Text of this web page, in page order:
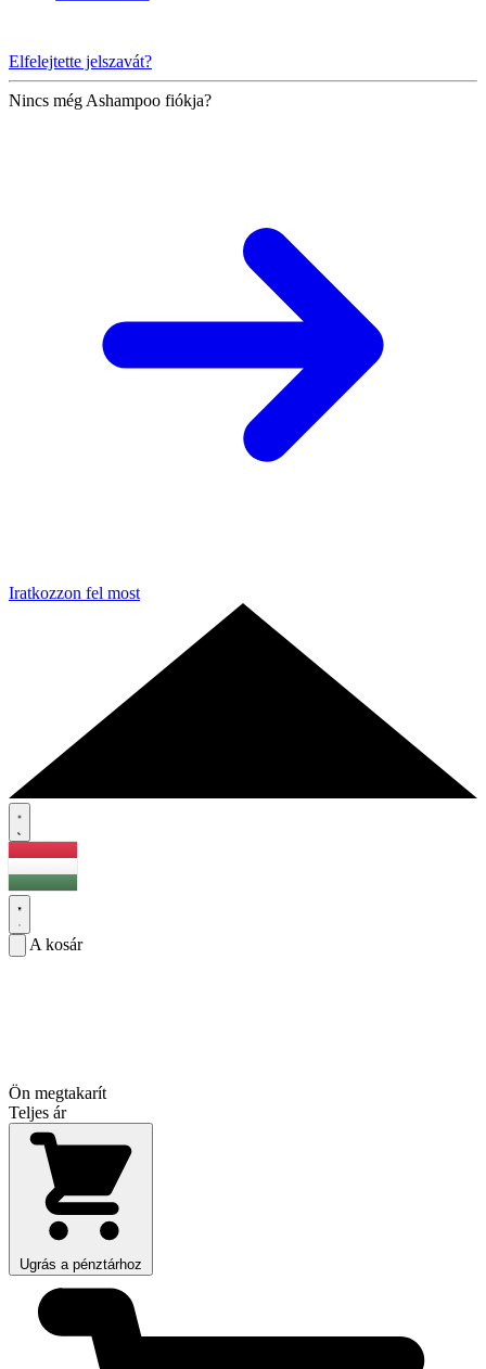
Elfelejtette jelszavát?
Nincs még Ashampoo fiókja?
Iratkozzon fel most
A kosár
Ön megtakarít
Teljes ár
Ugrás a pénztárhoz